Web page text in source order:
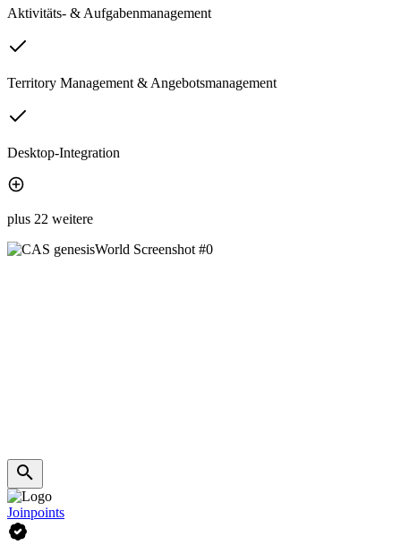
Aktivitäts- & Aufgabenmanagement
Territory Management & Angebotsmanagement
Desktop-Integration
plus 22 weitere
Joinpoints